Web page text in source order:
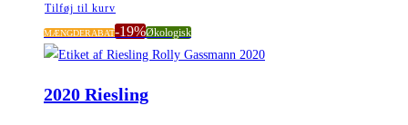
oprindelige
pris
var:
185,00.
er:
150,00.
Tilføj til kurv
MÆNGDERABAT-19%Økologisk
2020 Riesling